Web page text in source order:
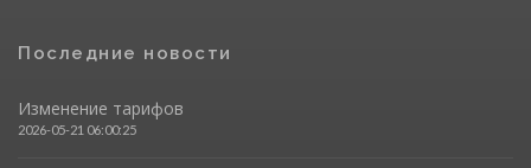
Последние новости
Изменение тарифов
2026-05-21 06:00:25